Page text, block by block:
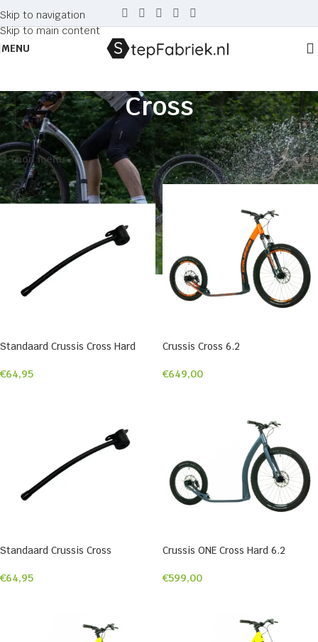
Skip to navigation
Skip to main content
MENU
Cross
Home Producten getagged “Cross” Toont alle 6 resultaten
Toon menu
Standaard Crussis Cross Hard
€64,95
Crussis Cross 6.2
€649,00
Standaard Crussis Cross
€64,95
Crussis ONE Cross Hard 6.2
€599,00